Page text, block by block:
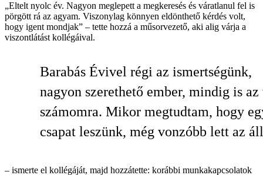
„Eltelt nyolc év. Nagyon meglepett a megkeresés és váratlanul fel is
pörgött rá az agyam. Viszonylag könnyen eldönthető kérdés volt,
hogy igent mondjak” – tette hozzá a műsorvezető, aki alig várja a
viszontlátást kollégáival.
Barabás Évivel régi az ismertségünk,
nagyon szerethető ember, mindig is
számomra. Mikor megtudtam, hogy
csapat leszünk, még vonzóbb lett az
– ismerte el kollégáját, majd hozzátette: korábbi munkakapcsolatok